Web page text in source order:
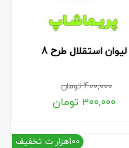
لیوان استقلال طرح 8
400,000تومان
300,000 تومان
100هزار ت تخفیف